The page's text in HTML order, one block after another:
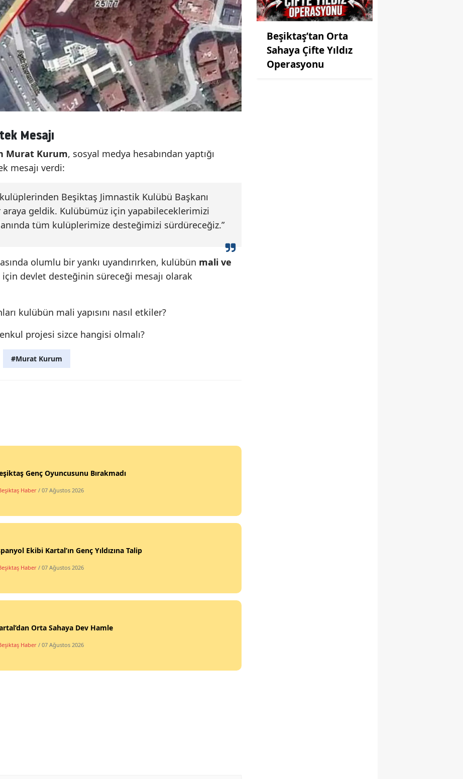
Mesajı
Murat Kurum, sosyal medya hesabından yaptığı
mesajı verdi:
Beşiktaş Jimnastik Kulübü Başkanı
araya geldik. Kulübümüz için yapabileceklerimizi
tüm kulüplerimize desteğimizi sürdüreceğiz.”
olumlu bir yankı uyandırırken, kulübün mali ve
için devlet desteğinin süreceği mesajı olarak
kulübün mali yapısını nasıl etkiler?
projesi sizce hangisi olmalı?
#Murat Kurum
Genç Oyuncusunu Bırakmadı
Haber/ 07 Ağustos 2026
Ekibi Kartal’ın Genç Yıldızına Talip
Haber/ 07 Ağustos 2026
Orta Sahaya Dev Hamle
Haber/ 07 Ağustos 2026
Beşiktaş’tan Orta
Sahaya Çifte Yıldız
Operasyonu